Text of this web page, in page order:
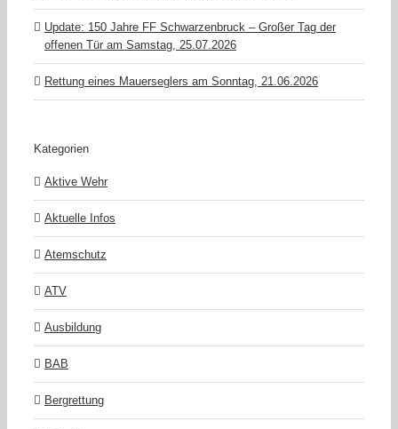
Update: 150 Jahre FF Schwarzenbruck – Großer Tag der
offenen Tür am Samstag, 25.07.2026
Rettung eines Mauerseglers am Sonntag, 21.06.2026
Kategorien
Aktive Wehr
Aktuelle Infos
Atemschutz
ATV
Ausbildung
BAB
Bergrettung